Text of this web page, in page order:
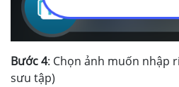
Bước 4: Chọn ảnh muốn nhập
sưu tập)